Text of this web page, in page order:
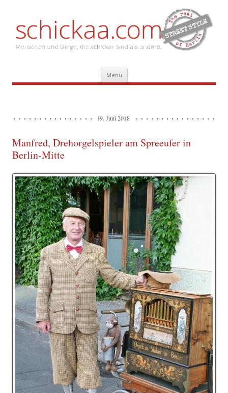
Menü Zum
Inhalt
springen
19. Juni 2018
Manfred, Drehorgelspieler am Spreeufer in
Berlin-Mitte